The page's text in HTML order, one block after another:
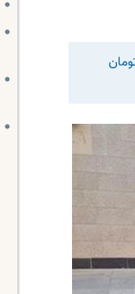
با پیش پرداخت 410 تا 680 میلیون تومان